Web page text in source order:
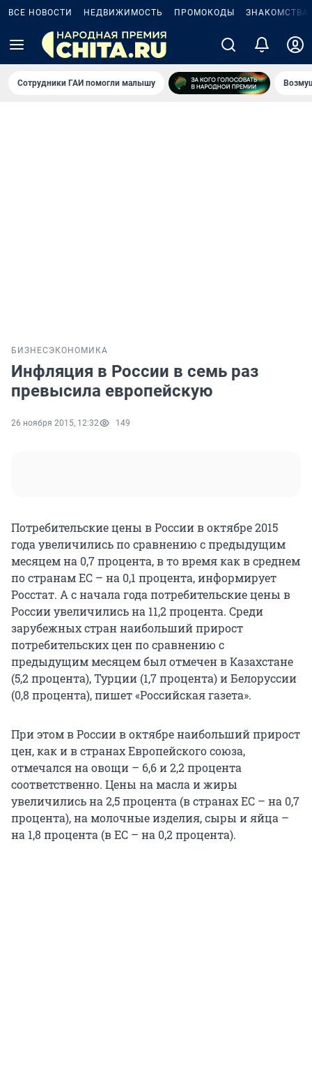
ВСЕ НОВОСТИ НЕДВИЖИМОСТЬ ПРОМОКОДЫ ЗНАКОМСТВА
Сотрудники ГАИ помогли малышу
БИЗНЕС ЭКОНОМИКА
Инфляция в России в семь раз
превысила европейскую
26 ноября 2015, 12:32 149
Потребительские цены в России в октябре 2015
года увеличились по сравнению с предыдущим
месяцем на 0,7 процента, в то время как в среднем
по странам ЕС – на 0,1 процента, информирует
Росстат. А с начала года потребительские цены в
России увеличились на 11,2 процента. Среди
зарубежных стран наибольший прирост
потребительских цен по сравнению с
предыдущим месяцем был отмечен в Казахстане
(5,2 процента), Турции (1,7 процента) и Белоруссии
(0,8 процента), пишет «Российская газета».
При этом в России в октябре наибольший прирост
цен, как и в странах Европейского союза,
отмечался на овощи – 6,6 и 2,2 процента
соответственно. Цены на масла и жиры
увеличились на 2,5 процента (в странах ЕС – на 0,7
процента), на молочные изделия, сыры и яйца –
на 1,8 процента (в ЕС – на 0,2 процента).